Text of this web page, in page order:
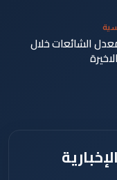
الشائعات خلال